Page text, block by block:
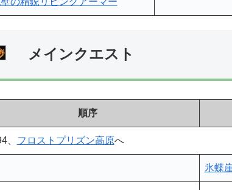
メインクエスト
順序
、 フロストプリズン高原へ
氷蝶